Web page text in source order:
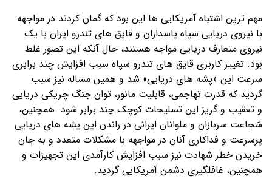
مهم ترین اشتباه آمریکایی ها این بود که گمان کردند در مواجهه
با نیروی دریایی سپاه پاسداران و قایق های تندرو ایران با یک
نیروی متعارف دریایی مواجه هستند، حال آنکه این تصور غلط
بود. تغییر کاربری قایق های تندرو سپاه سبب افزایش چند برابری
سرعت این «پشه های دریایی» شد و همین مساله نیز سبب
گردید که قدرت تهاجمی، قابلیت مانور، توان جنگ چریکی دریایی
و تعقیب و گریز این تسلیحات کوچک چند برابر شود. همچنین،
شجاعت سربازان و ملوانان ایرانی در راندن این پشه های دریایی
پرسرعت و فداکاری آنان در مواجهه با مشکلات متعدد و به جان
خریدن خطر شهادت نیز سبب افزایش کارآمدی این تجهیزات و
همچنین، غافلگیری دشمن آمریکایی گردید.